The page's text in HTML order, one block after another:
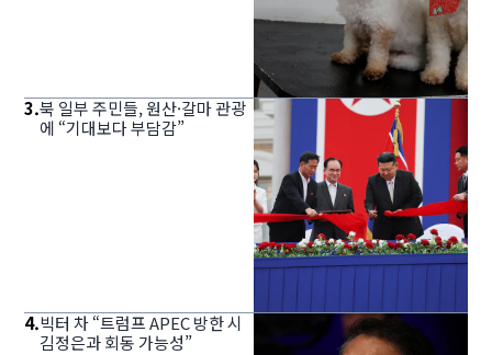
3.북 일부 주민들, 원산·갈마 관광
에 “기대보다 부담감”
4.빅터 차 “트럼프 APEC 방한 시
김정은과 회동 가능성”